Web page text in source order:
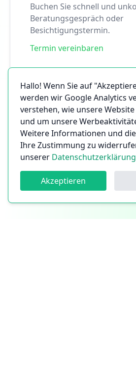
Buchen Sie schnell und
Beratungsgespräch oder
Besichtigungstermin.
Termin vereinbaren
Hallo! Wenn Sie auf
werden wir Google Analytics
verstehen, wie unsere
und um unsere
Weitere Informationen und
Ihre Zustimmung zu
unserer Datenschutzerklärung
Akzeptieren